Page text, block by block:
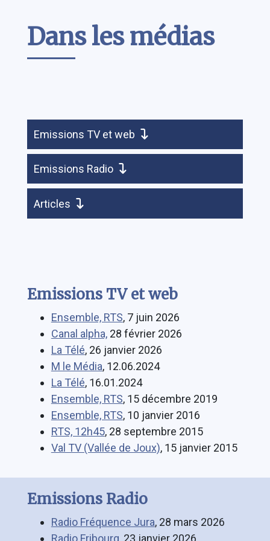
Dans les médias
Emissions TV et web
Emissions Radio
Articles
Emissions TV et web
Ensemble, RTS, 7 juin 2026
Canal alpha,28 février 2026
La Télé, 26 janvier 2026
M le Média, 12.06.2024
La Télé, 16.01.2024
Ensemble, RTS, 15 décembre 2019
Ensemble, RTS, 10 janvier 2016
RTS, 12h45, 28 septembre 2015
Val TV (Vallée de Joux), 15 janvier 2015
Emissions Radio
Radio Fréquence Jura, 28 mars 2026
Radio Fribourg , 23 janvier 2026